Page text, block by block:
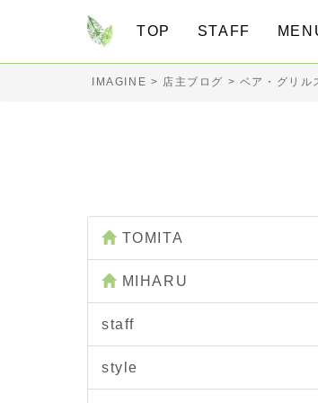
TOP STAFF
IMAGINE > 店主ブログ > ベア・グリル
TOMITA
MIHARU
staff
style